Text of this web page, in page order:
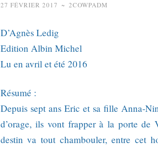
27 FÉVRIER 2017 ~ 2COWPADM
D’Agnès Ledig
Edition Albin Michel
Lu en avril et été 2016
Résumé :
Depuis sept ans Eric et sa fille Anna-
d’orage, ils vont frapper à la porte de
destin va tout chambouler, entre cet